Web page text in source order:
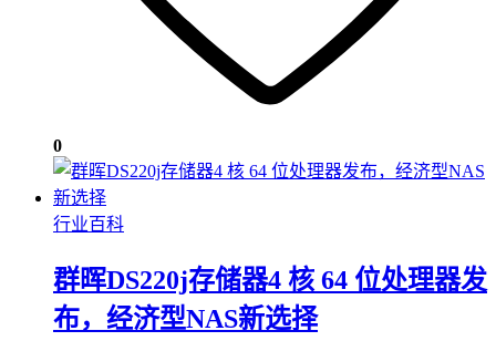
0
行业百科
群晖DS220j存储器4 核 64 位处理器发
布，经济型NAS新选择